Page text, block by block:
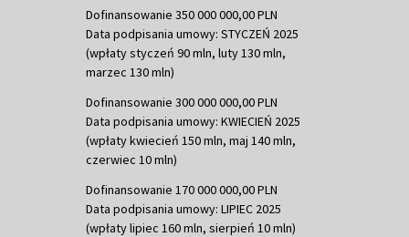
Dofinansowanie 350 000 000,00 PLN
Data podpisania umowy: STYCZEŃ 2025
(wpłaty styczeń 90 mln, luty 130 mln,
marzec 130 mln)
Dofinansowanie 300 000 000,00 PLN
Data podpisania umowy: KWIECIEŃ 2025
(wpłaty kwiecień 150 mln, maj 140 mln,
czerwiec 10 mln)
Dofinansowanie 170 000 000,00 PLN
Data podpisania umowy: LIPIEC 2025
(wpłaty lipiec 160 mln, sierpień 10 mln)